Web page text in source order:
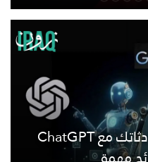
كيف تحمي خصوصية محادثاتك مع ChatGPT